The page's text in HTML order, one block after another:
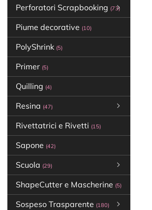
Perforatori Scrapbooking (73)
Piume decorative (10)
PolyShrink (5)
Primer (5)
Quilling (4)
Resina (47)
Rivettatrici e Rivetti (15)
Sapone (42)
Scuola (29)
ShapeCutter e Mascherine (5)
Sospeso Trasparente (180)